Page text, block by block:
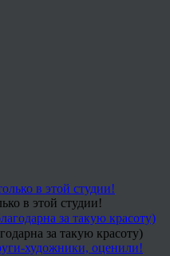
в этой студии!
за такую красоту)